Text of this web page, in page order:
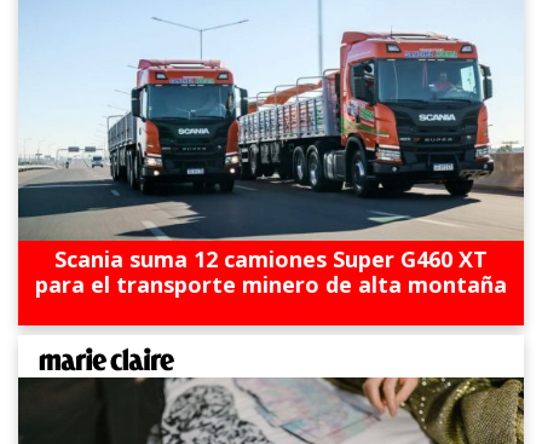
Scania suma 12 camiones Super G460 XT
para el transporte minero de alta montaña